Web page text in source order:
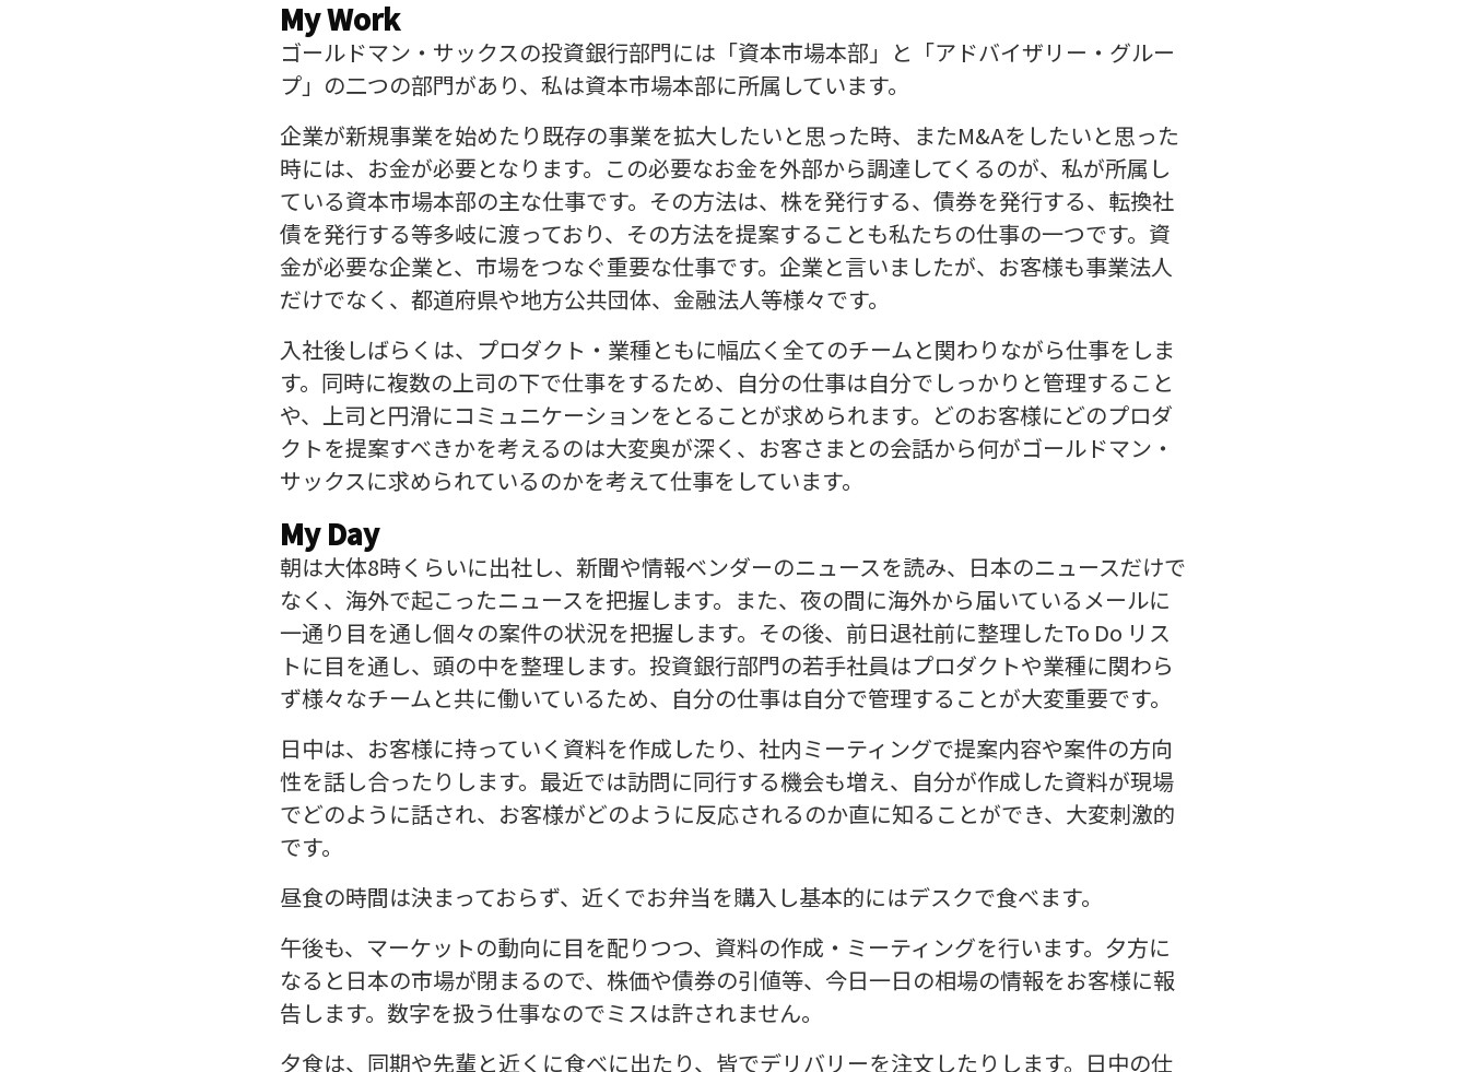
My Work
ゴールドマン・サックスの投資銀行部門には「資本市場本部」と「アドバイザリー・グルー
プ」の二つの部門があり、私は資本市場本部に所属しています。
企業が新規事業を始めたり既存の事業を拡大したいと思った時、またM&Aをしたいと思った
時には、お金が必要となります。この必要なお金を外部から調達してくるのが、私が所属し
ている資本市場本部の主な仕事です。その方法は、株を発行する、債券を発行する、転換社
債を発行する等多岐に渡っており、その方法を提案することも私たちの仕事の一つです。資
金が必要な企業と、市場をつなぐ重要な仕事です。企業と言いましたが、お客様も事業法人
だけでなく、都道府県や地方公共団体、金融法人等様々です。
入社後しばらくは、プロダクト・業種ともに幅広く全てのチームと関わりながら仕事をしま
す。同時に複数の上司の下で仕事をするため、自分の仕事は自分でしっかりと管理すること
や、上司と円滑にコミュニケーションをとることが求められます。どのお客様にどのプロダ
クトを提案すべきかを考えるのは大変奥が深く、お客さまとの会話から何がゴールドマン・
サックスに求められているのかを考えて仕事をしています。
My Day
朝は大体8時くらいに出社し、新聞や情報ベンダーのニュースを読み、日本のニュースだけで
なく、海外で起こったニュースを把握します。また、夜の間に海外から届いているメールに
一通り目を通し個々の案件の状況を把握します。その後、前日退社前に整理したTo Do リス
トに目を通し、頭の中を整理します。投資銀行部門の若手社員はプロダクトや業種に関わら
ず様々なチームと共に働いているため、自分の仕事は自分で管理することが大変重要です。
日中は、お客様に持っていく資料を作成したり、社内ミーティングで提案内容や案件の方向
性を話し合ったりします。最近では訪問に同行する機会も増え、自分が作成した資料が現場
でどのように話され、お客様がどのように反応されるのか直に知ることができ、大変刺激的
です。
昼食の時間は決まっておらず、近くでお弁当を購入し基本的にはデスクで食べます。
午後も、マーケットの動向に目を配りつつ、資料の作成・ミーティングを行います。夕方に
なると日本の市場が閉まるので、株価や債券の引値等、今日一日の相場の情報をお客様に報
告します。数字を扱う仕事なのでミスは許されません。
夕食は、同期や先輩と近くに食べに出たり、皆でデリバリーを注文したりします。日中の仕